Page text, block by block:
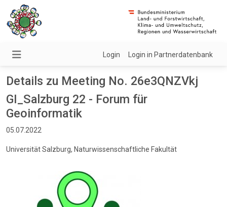
Login Login in Partnerdatenbank
Details zu Meeting No. 26e3QNZVkj
GI_Salzburg 22 - Forum für
Geoinformatik
05.07.2022
Universität Salzburg, Naturwissenschaftliche Fakultät